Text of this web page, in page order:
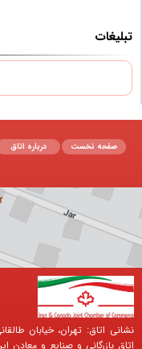
تبلیغات
صفحه نخست درباره اتاق
اتاق بازرگانی و صنایع و معادن